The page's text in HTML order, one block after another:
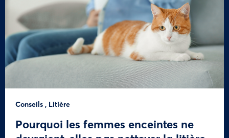
Conseils , Litière
Pourquoi les femmes enceintes ne